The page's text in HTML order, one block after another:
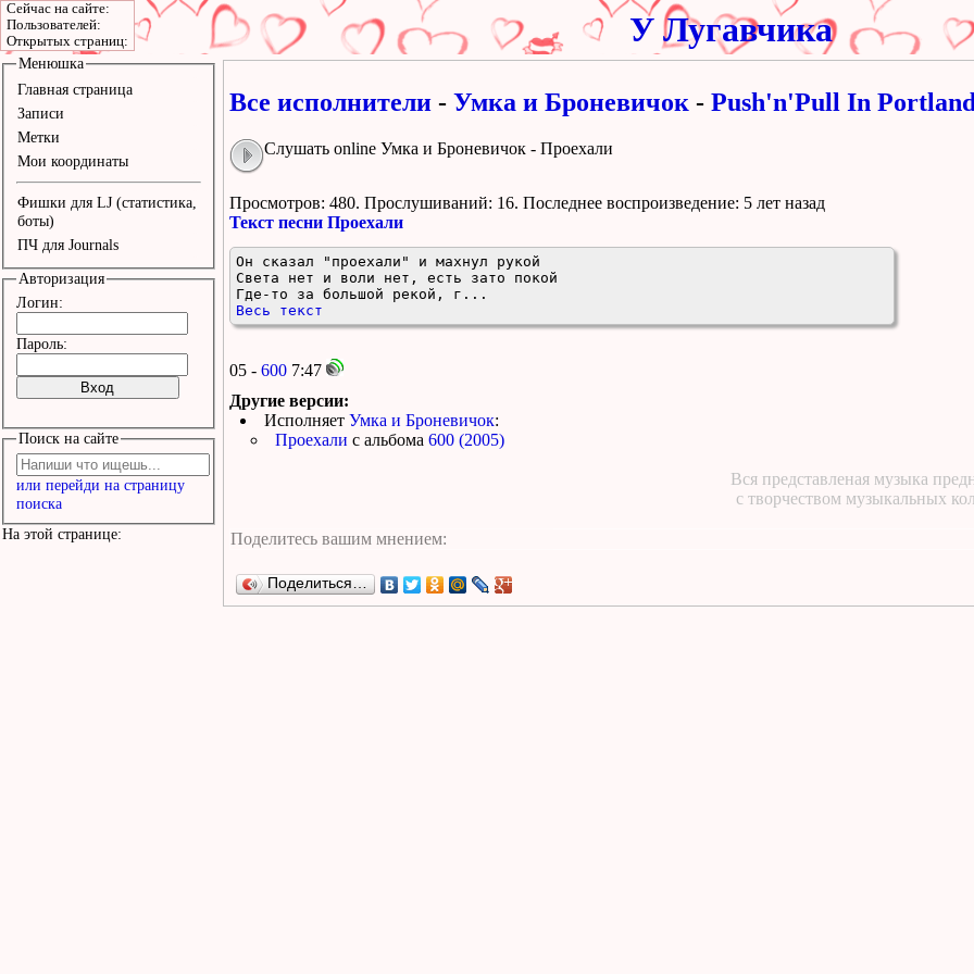
У Лугавчика
Все исполнители - Умка и Броневичок - Push'n'Pull In Portland
Слушать online Умка и Броневичок - Проехали
Просмотров: 480. Прослушиваний: 16. Поcледнее воспроизведение: 5 лет назад
Текст песни Проехали
Он сказал "проехали" и махнул рукой
Света нет и воли нет, есть зато покой
Где-то за большой рекой, г...
Весь текст
05 - 600 7:47
Другие версии:
Исполняет Умка и Броневичок:
Проехали с альбома 600 (2005)
Вся представленая музыка
с творчеством музыкальных
Поделиться…
Менюшка
Главная страница
Записи
Метки
Мои координаты
Фишки для LJ (статистика,
боты)
ПЧ для Journals
Авторизация
Логин:
Пароль:
Поиск на сайте
или перейди на страницу
поиска
На этой странице:
Сейчас на сайте:
Пользователей:
Открытых страниц: